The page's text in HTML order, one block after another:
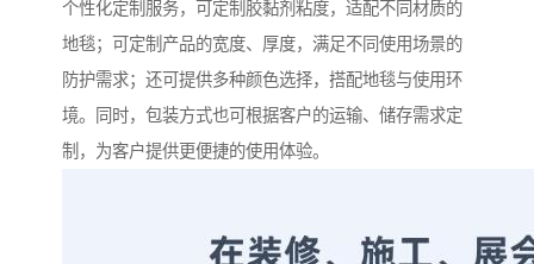
个性化定制服务，可定制胶黏剂粘度，适配不同材质的
地毯；可定制产品的宽度、厚度，满足不同使用场景的
防护需求；还可提供多种颜色选择，搭配地毯与使用环
境。同时，包装方式也可根据客户的运输、储存需求定
制，为客户提供更便捷的使用体验。